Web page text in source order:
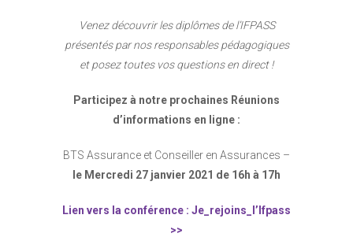
Venez découvrir les diplômes de l’IFPASS
présentés par nos responsables pédagogiques
et posez toutes vos questions en direct !
Participez à notre prochaines Réunions
d’informations en ligne :
BTS Assurance et Conseiller en Assurances –
le Mercredi 27 janvier 2021 de 16h à 17h
Lien vers la conférence : Je_rejoins_l’Ifpass
>>